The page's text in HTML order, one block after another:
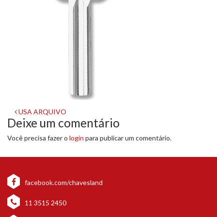
Navegação
de
post
USA ARQUIVO
Deixe um comentário
Você precisa fazer o login para publicar um comentário.
facebook.com/chavesland
11 3515 2450